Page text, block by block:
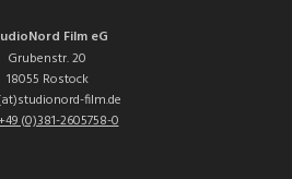
Film eG
Grubenstr. 20
18055 Rostock
film.de
(0)381-2605758-0